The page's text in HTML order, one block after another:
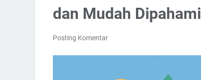
dan Mudah Dipahami
Posting Komentar